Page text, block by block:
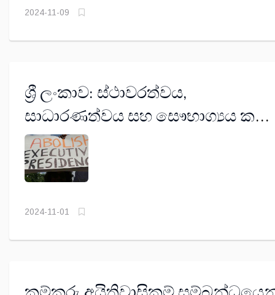
2024-11-09
ශ්‍රී ලංකාව: ස්ථාවරත්වය,
සාධාරණත්වය සහ සෞභාග්‍යය කරා
(තෙවන කොටස)
2024-11-01